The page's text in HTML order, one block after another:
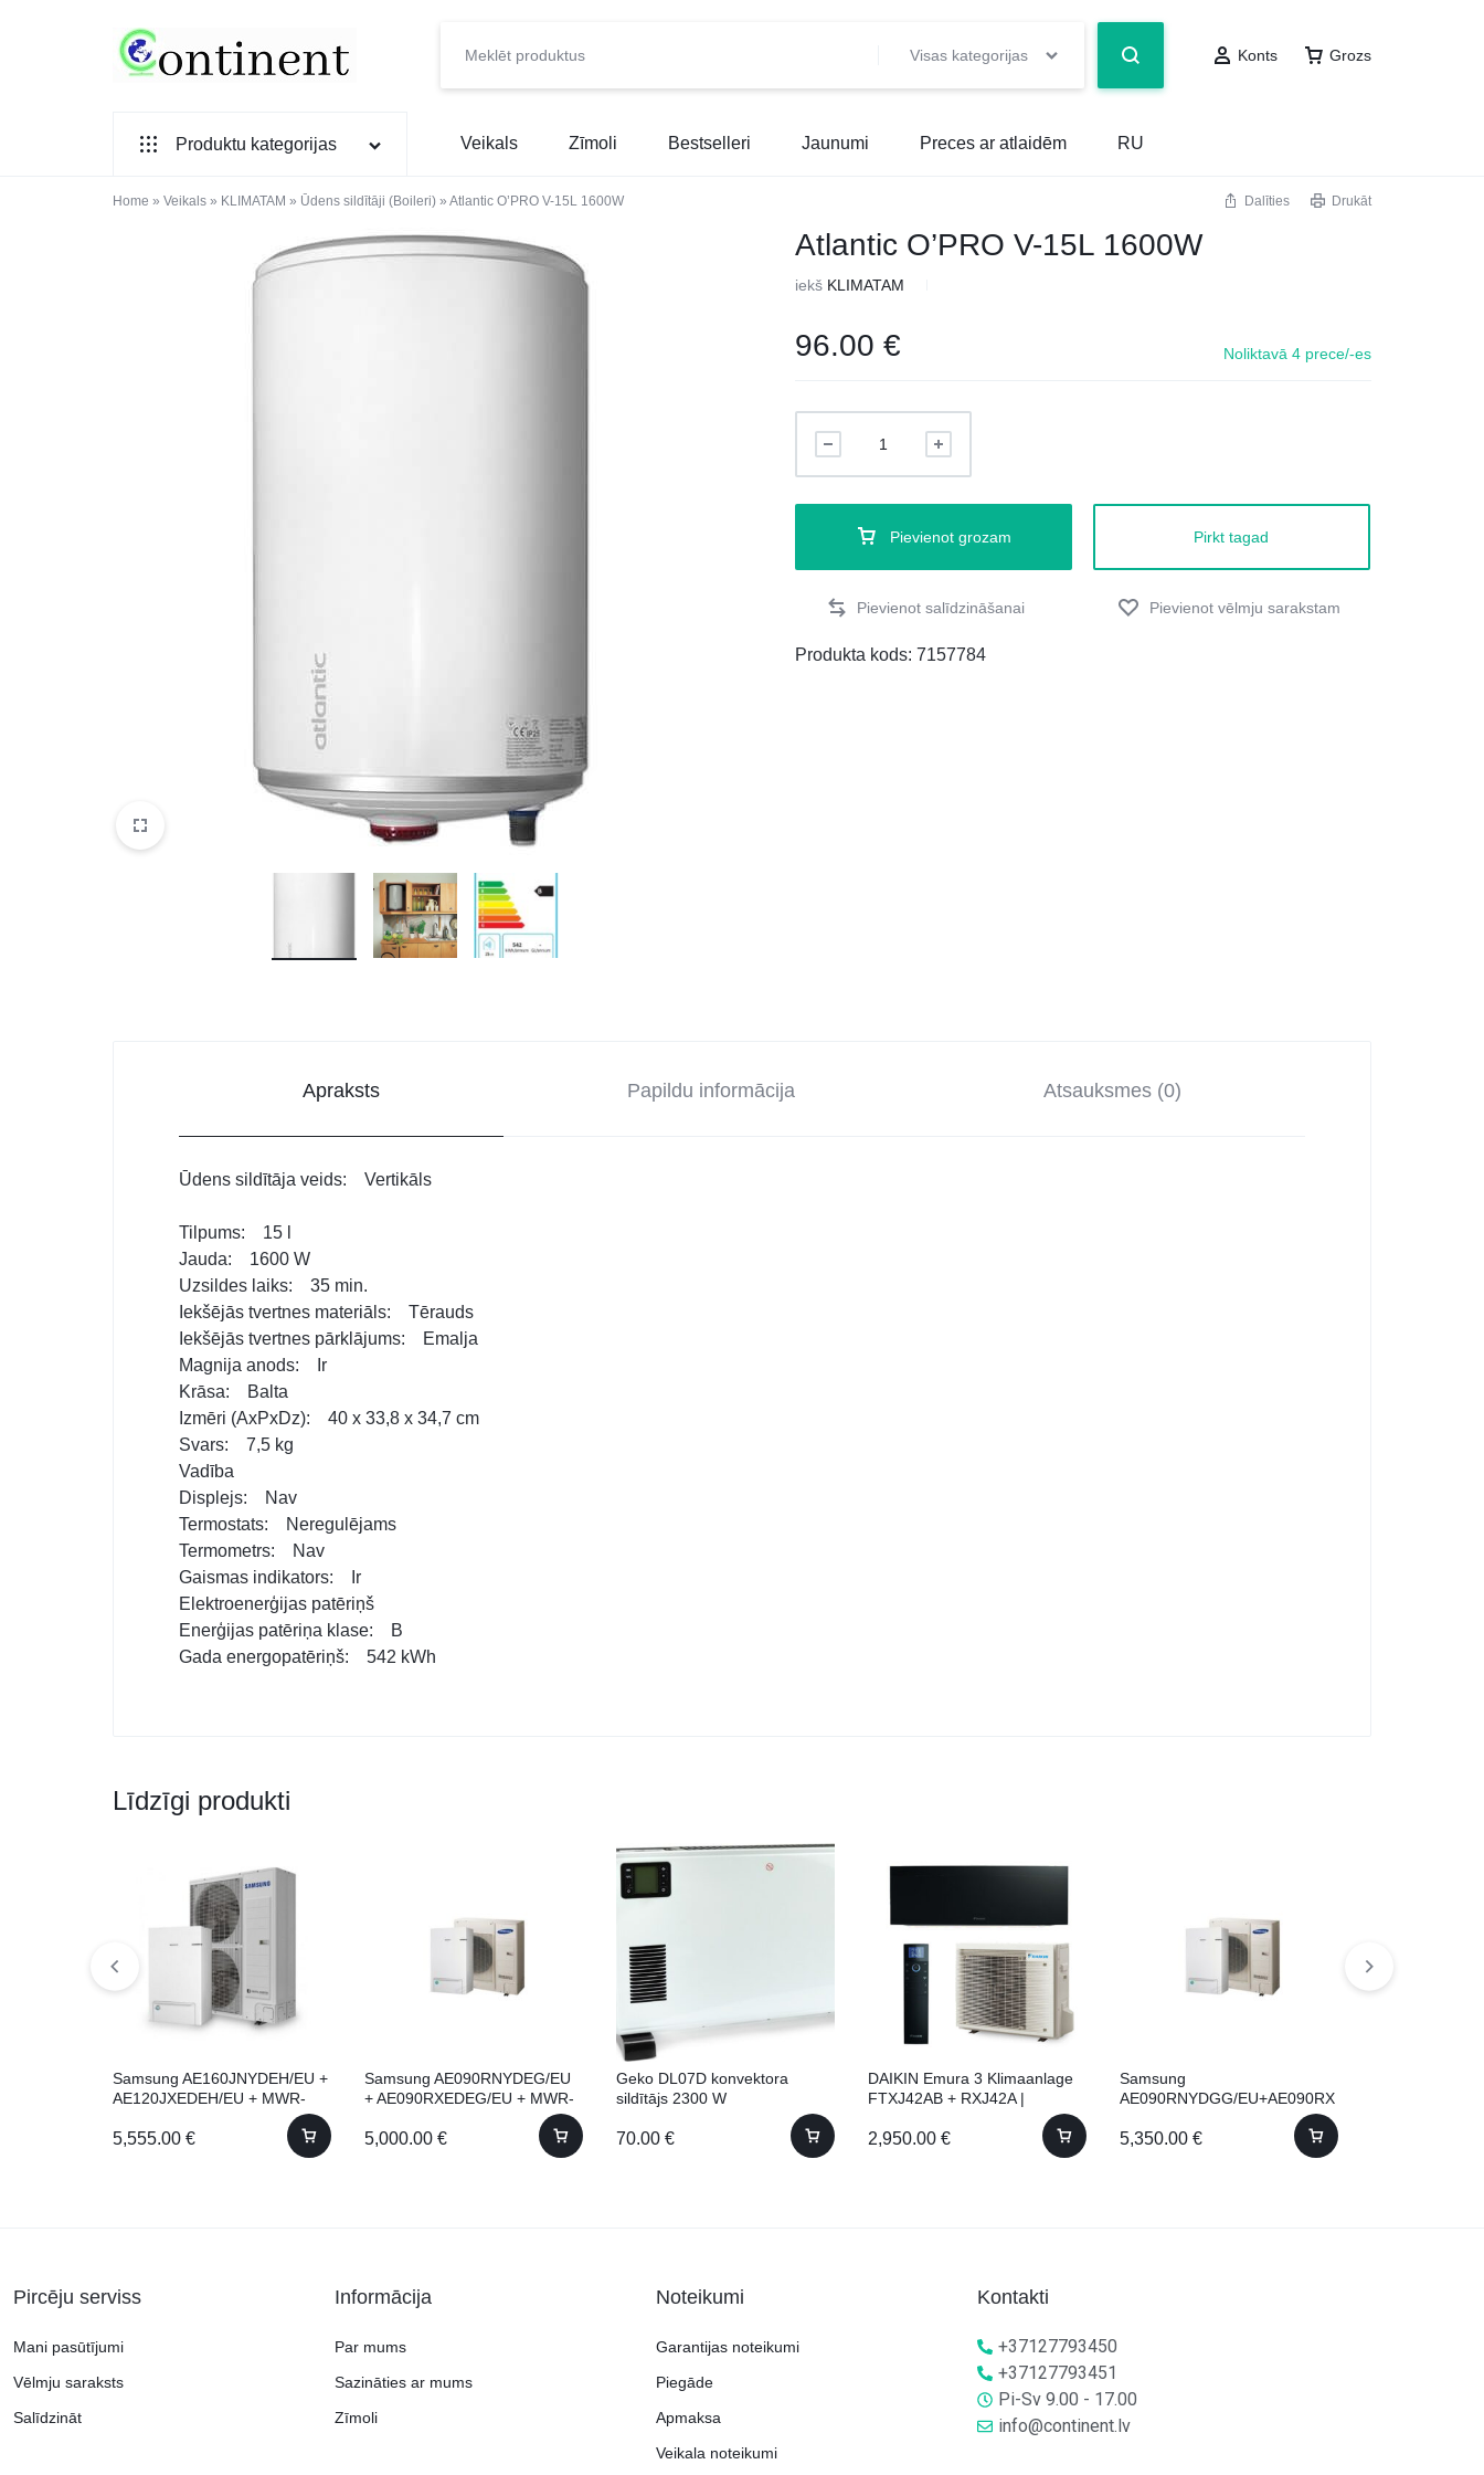
PREČU
INTERNETVEIKALS
Visas kategorijas Konts Grozs
Produktu kategorijas
SADZĪVES TEHNIKA
IEBŪVĒJAMĀ TEHNIKA
SILTUMNĪCAS UN TO PIEDERUMI
Veikals Zīmoli Bestselleri Jaunumi Preces ar atlaidēm RU
Home » Veikals » KLIMATAM » Ūdens sildītāji (Boileri) » Atlantic O’PRO V-15L 1600W Dalīties Drukāt
Atlantic O’PRO V-15L 1600W
iekš KLIMATAM
96.00€ Noliktavā 4 prece/-es
Pievienot grozam Pirkt tagad
Produkta kods:7157784
Apraksts Papildu informācija Atsauksmes (0)
Ūdens sildītāja veids: Vertikāls
Tilpums: 15 l
Jauda: 1600 W
Uzsildes laiks: 35 min.
Iekšējās tvertnes materiāls: Tērauds
Iekšējās tvertnes pārklājums: Emalja
Magnija anods: Ir
Krāsa: Balta
Izmēri (AxPxDz): 40 x 33,8 x 34,7 cm
Svars: 7,5 kg
Vadība
Displejs: Nav
Termostats: Neregulējams
Termometrs: Nav
Gaismas indikators: Ir
Elektroenerģijas patēriņš
Enerģijas patēriņa klase: B
Gada energopatēriņš: 542 kWh
Līdzīgi produkti
Samsung AE160JNYDEH/EU +
AE120JXEDEH/EU + MWR-
WW10N IEKŠTELPU SIENAS
TIPA BLOKS
5,555.00 €
Samsung AE090RNYDEG/EU
+ AE090RXEDEG/EU + MWR-
Komplekts Ārējais + iekšejais
5,000.00 €
Geko DL07D konvektora
sildītājs 2300 W
70.00 €
DAIKIN Emura 3 Klimaanlage
FTXJ42AB + RXJ42A |
2,950.00 €
Samsung
AE090RNYDGG/EU+AE090RX
EDGG/EU+MWR-WW10KN
IEKŠTELPU SIENAS TIPA
5,350.00 €
Pircēju serviss
Mani pasūtījumi
Vēlmju saraksts
Salīdzināt
Informācija
Par mums
Sazināties ar mums
Zīmoli
Noteikumi
Garantijas noteikumi
Piegāde
Apmaksa
Veikala noteikumi
Kontakti
+37127793450
+37127793451
Pi-Sv 9.00 - 17.00
info@continent.lv